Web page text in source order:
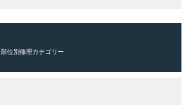
部位別修理カテゴリー